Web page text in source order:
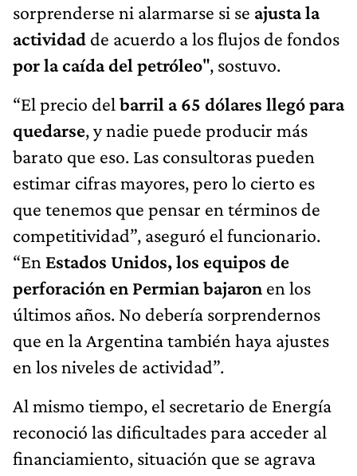
sorprenderse ni alarmarse si se ajusta la
actividad de acuerdo a los flujos de fondos
por la caída del petróleo", sostuvo.
“El precio del barril a 65 dólares llegó para
quedarse, y nadie puede producir más
barato que eso. Las consultoras pueden
estimar cifras mayores, pero lo cierto es
que tenemos que pensar en términos de
competitividad”, aseguró el funcionario.
“En Estados Unidos, los equipos de
perforación en Permian bajaron en los
últimos años. No debería sorprendernos
que en la Argentina también haya ajustes
en los niveles de actividad”.
Al mismo tiempo, el secretario de Energía
reconoció las dificultades para acceder al
financiamiento, situación que se agrava